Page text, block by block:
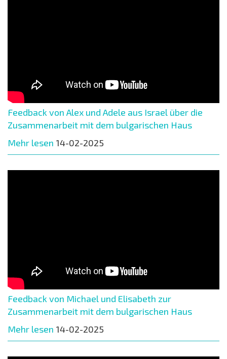
Feedback von Alex und Adele aus Israel über die
Zusammenarbeit mit dem bulgarischen Haus
Mehr lesen 14-02-2025
Feedback von Michael und Elisabeth zur
Zusammenarbeit mit dem bulgarischen Haus
Mehr lesen 14-02-2025